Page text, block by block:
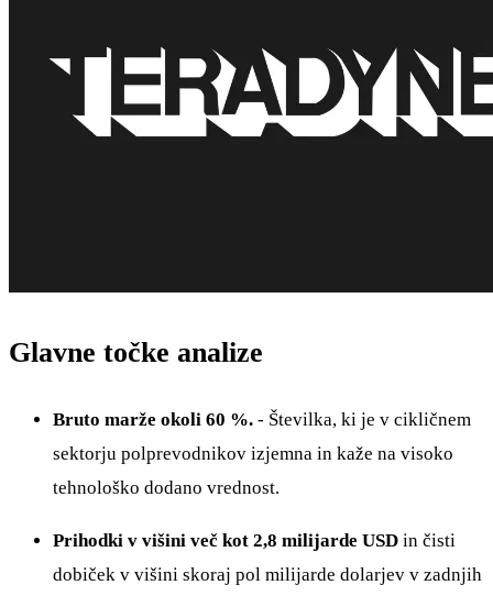
Glavne točke analize
Bruto marže okoli 60 %. - Številka, ki je v cikličnem
sektorju polprevodnikov izjemna in kaže na visoko
tehnološko dodano vrednost.
Prihodki v višini več kot 2,8 milijarde USD in čisti
dobiček v višini skoraj pol milijarde dolarjev v zadnjih